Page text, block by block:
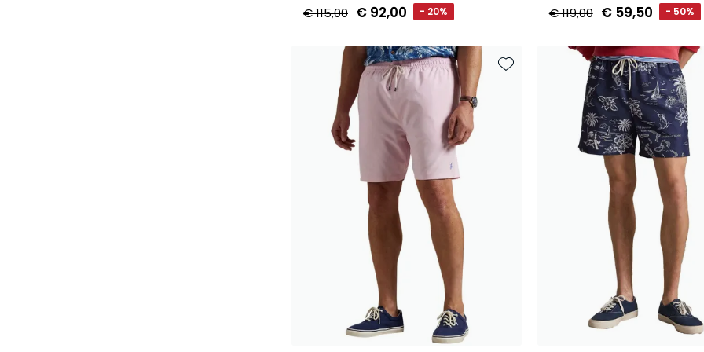
€ 115,00 € 92,00 - 20% € 119,00 € 59,50 - 50%
Toevoegen aan favorieten